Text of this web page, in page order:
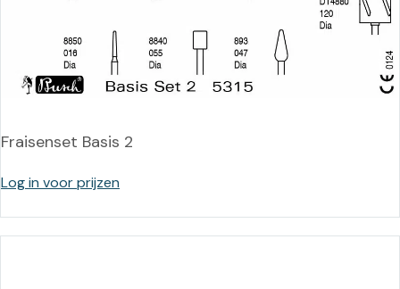
Fraisenset Basis 2
Log in voor prijzen